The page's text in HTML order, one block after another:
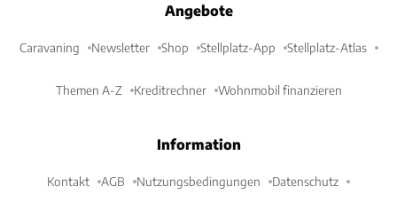
Angebote
Caravaning Newsletter Shop Stellplatz-App Stellplatz-Atlas
Themen A-Z Kreditrechner Wohnmobil finanzieren
Information
Kontakt AGB Nutzungsbedingungen Datenschutz